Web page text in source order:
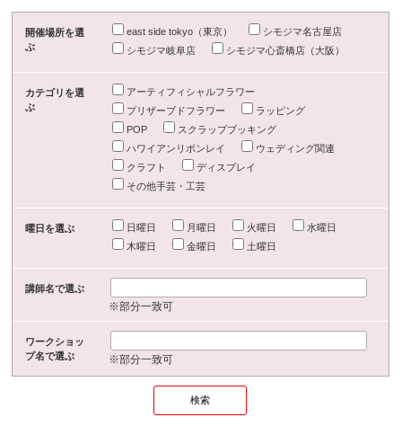
開催場所を選
ぶ
east side tokyo（東京）
シモジマ名古屋店
シモジマ岐阜店
シモジマ心斎橋店（大阪）
カテゴリを選
ぶ
アーティフィシャルフラワー
プリザーブドフラワー
ラッピング
POP
スクラップブッキング
ハワイアンリボンレイ
ウェディング関連
クラフト
ディスプレイ
その他手芸・工芸
曜日を選ぶ 日曜日 月曜日 火曜日
水曜日
木曜日
金曜日 土曜日
講師名で選ぶ
※部分一致可
ワークショッ
プ名で選ぶ
※部分一致可